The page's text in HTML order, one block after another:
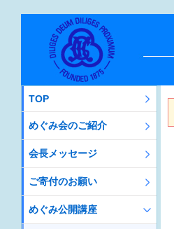
TOP
めぐみ会のご紹介
会長メッセージ
ご寄付のお願い
めぐみ公開講座